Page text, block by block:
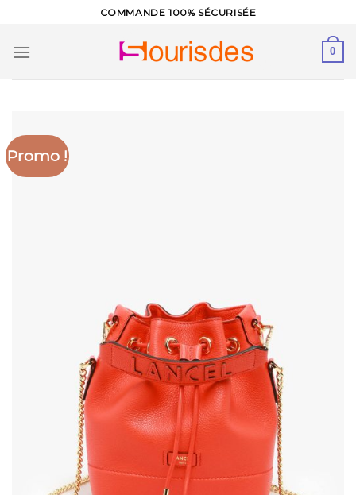
content
COMMANDE 100% SÉCURISÉE
0
Promo !